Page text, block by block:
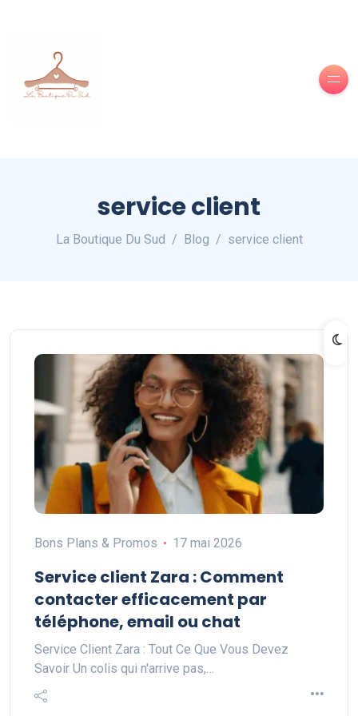
service client
La Boutique Du Sud Blog service client
Bons Plans & Promos 17 mai 2026
Service client Zara : Comment
contacter efficacement par
téléphone, email ou chat
Service Client Zara : Tout Ce Que Vous Devez
Savoir Un colis qui n'arrive pas,…